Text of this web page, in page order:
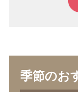
季節のお